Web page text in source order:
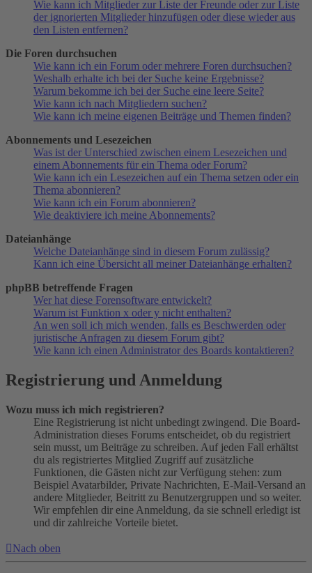
Wie kann ich Mitglieder zur Liste der Freunde oder zur Liste
der ignorierten Mitglieder hinzufügen oder diese wieder aus
den Listen entfernen?
Die Foren durchsuchen
Wie kann ich ein Forum oder mehrere Foren durchsuchen?
Weshalb erhalte ich bei der Suche keine Ergebnisse?
Warum bekomme ich bei der Suche eine leere Seite?
Wie kann ich nach Mitgliedern suchen?
Wie kann ich meine eigenen Beiträge und Themen finden?
Abonnements und Lesezeichen
Was ist der Unterschied zwischen einem Lesezeichen und
einem Abonnements für ein Thema oder Forum?
Wie kann ich ein Lesezeichen auf ein Thema setzen oder ein
Thema abonnieren?
Wie kann ich ein Forum abonnieren?
Wie deaktiviere ich meine Abonnements?
Dateianhänge
Welche Dateianhänge sind in diesem Forum zulässig?
Kann ich eine Übersicht all meiner Dateianhänge erhalten?
phpBB betreffende Fragen
Wer hat diese Forensoftware entwickelt?
Warum ist Funktion x oder y nicht enthalten?
An wen soll ich mich wenden, falls es Beschwerden oder
juristische Anfragen zu diesem Forum gibt?
Wie kann ich einen Administrator des Boards kontaktieren?
Registrierung und Anmeldung
Wozu muss ich mich registrieren?
Eine Registrierung ist nicht unbedingt zwingend. Die Board-
Administration dieses Forums entscheidet, ob du registriert
sein musst, um Beiträge zu schreiben. Auf jeden Fall erhältst
du als registriertes Mitglied Zugriff auf zusätzliche
Funktionen, die Gästen nicht zur Verfügung stehen: zum
Beispiel Avatarbilder, Private Nachrichten, E-Mail-Versand an
andere Mitglieder, Beitritt zu Benutzergruppen und so weiter.
Wir empfehlen dir eine Anmeldung, da sie schnell erledigt ist
und dir zahlreiche Vorteile bietet.
Nach oben